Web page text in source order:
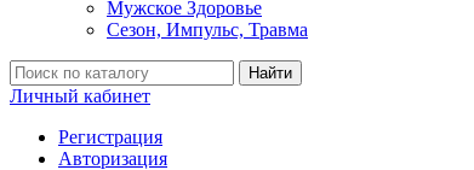
Мужское Здоровье
Сезон, Импульс, Травма
Найти
Личный кабинет
Регистрация
Авторизация